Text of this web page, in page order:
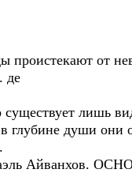
проистекают от
де
лишь
глубине души они
Айванхов.